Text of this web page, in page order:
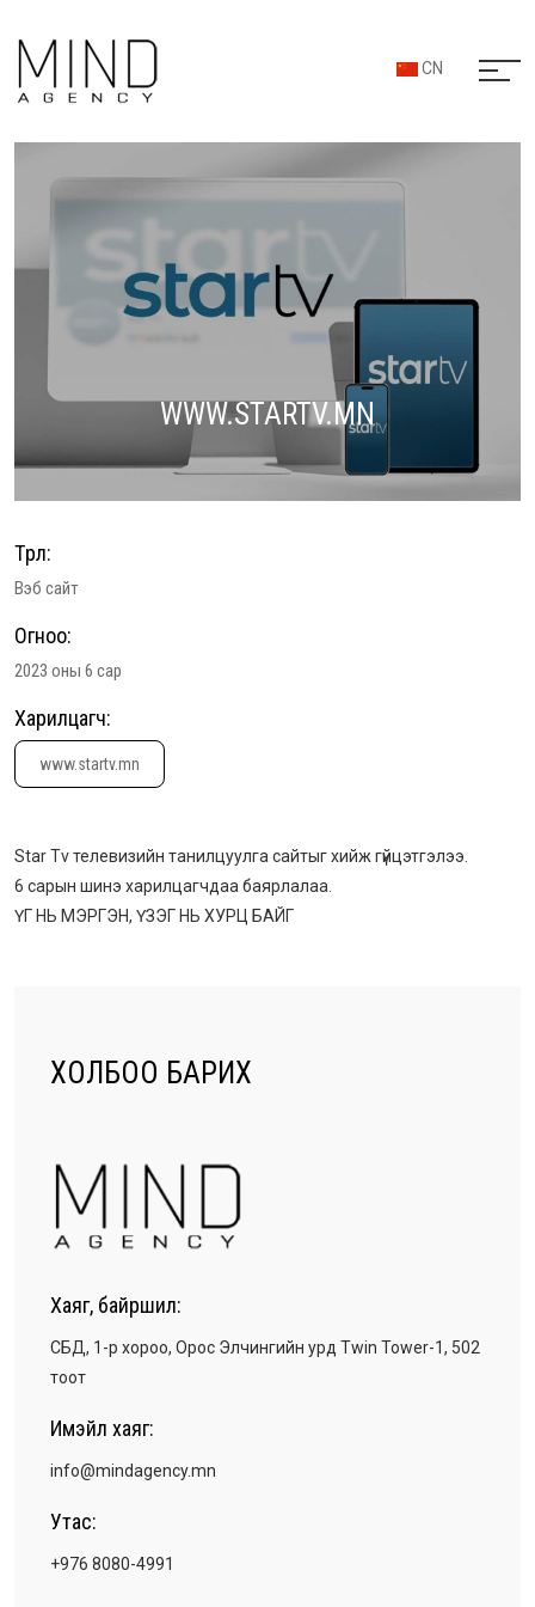
CN
WWW.STARTV.MN
Төрөл:
Вэб сайт
Огноо:
2023 оны 6 сар
Харилцагч:
www.startv.mn
Star Tv телевизийн танилцуулга сайтыг хийж гүйцэтгэлээ.
6 сарын шинэ харилцагчдаа баярлалаа.
ҮГ НЬ МЭРГЭН, ҮЗЭГ НЬ ХУРЦ БАЙГ
ХОЛБОО БАРИХ
Хаяг, байршил:
СБД, 1-р хороо, Орос Элчингийн урд Twin Tower-1, 502
тоот
Имэйл хаяг:
info@mindagency.mn
Утас:
+976 8080-4991